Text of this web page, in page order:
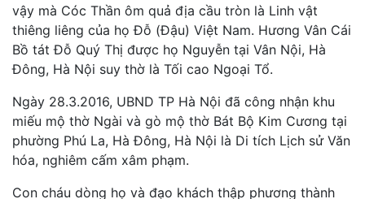
vậy mà Cóc Thần ôm quả địa cầu tròn là Linh vật
thiêng liêng của họ Đỗ (Đậu) Việt Nam. Hương Vân Cái
Bồ tát Đỗ Quý Thị được họ Nguyễn tại Vân Nội, Hà
Đông, Hà Nội suy thờ là Tối cao Ngoại Tổ.
Ngày 28.3.2016, UBND TP Hà Nội đã công nhận khu
miếu mộ thờ Ngài và gò mộ thờ Bát Bộ Kim Cương tại
phường Phú La, Hà Đông, Hà Nội là Di tích Lịch sử Văn
hóa, nghiêm cấm xâm phạm.
Con cháu dòng họ và đạo khách thập phương thành